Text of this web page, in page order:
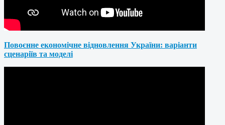
Повоєнне економічне відновлення України: варіанти
сценаріїв та моделі